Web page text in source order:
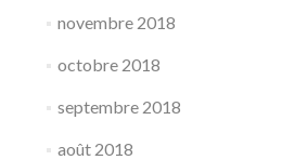
novembre 2018
octobre 2018
septembre 2018
août 2018